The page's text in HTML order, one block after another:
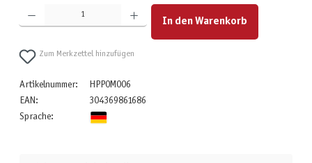
Produkt Anzahl: Gib den gewünschten Wert ein oder benutze die Schaltflächen um die Anzahl zu
In den Warenkorb
Zum Merkzettel hinzufügen
Artikelnummer:
HPP0M006
EAN:
304369861686
Sprache: